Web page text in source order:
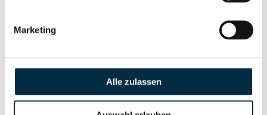
Marketing
Alle zulassen
Berechtigten Pfad